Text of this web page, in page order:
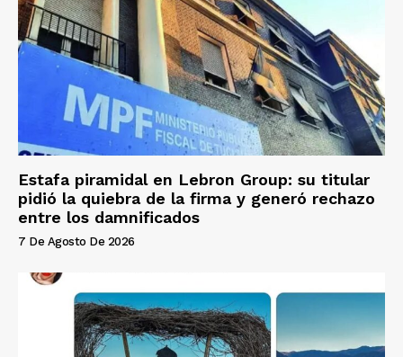
Estafa piramidal en Lebron Group: su titular
pidió la quiebra de la firma y generó rechazo
entre los damnificados
7 De Agosto De 2026